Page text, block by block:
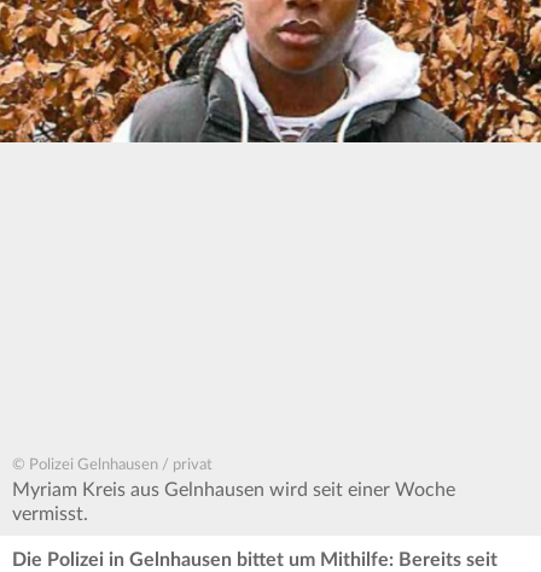
© Polizei Gelnhausen / privat
Myriam Kreis aus Gelnhausen wird seit einer Woche
vermisst.
Die Polizei in Gelnhausen bittet um Mithilfe: Bereits seit